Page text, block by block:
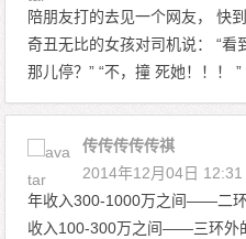
陪朋友打的去见一个网友， 快
奇丑无比的女孩对司机说： “看
那儿停？” “不，撞 死她！！！ ”
传传传传传祺
2014年12月04日 12:31
年收入300-1000万之间——二
收入100-300万之间——三环外